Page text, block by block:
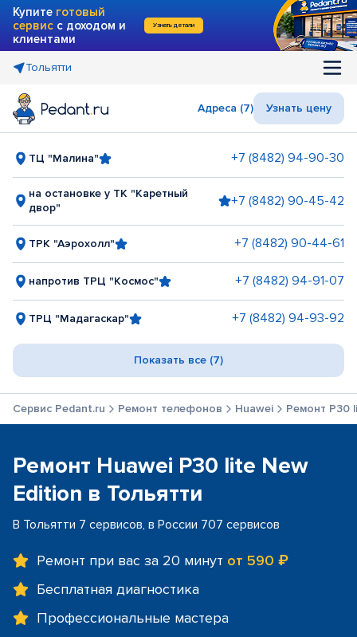
Купите готовый
сервис с доходом и
клиентами
Узнать детали
Тольятти
Адреса (7) Узнать цену
ТЦ "Малина" +7 (8482) 94-90-30
на остановке у ТК "Каретный
двор"
+7 (8482) 90-45-42
ТРК "Аэрохолл" +7 (8482) 90-44-61
напротив ТРЦ "Космос" +7 (8482) 94-91-07
ТРЦ "Мадагаскар" +7 (8482) 94-93-92
Показать все (7)
Сервис Pedant.ru Ремонт телефонов Huawei Ремонт P30
Ремонт Huawei P30 lite New
Edition в Тольятти
В Тольятти 7 сервисов, в России 707 сервисов
Ремонт при вас за 20 минут от 590 ₽
Бесплатная диагностика
Профессиональные мастера